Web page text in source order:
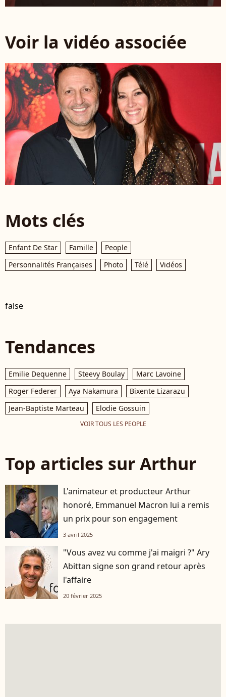
Voir la vidéo associée
Mots clés
Enfant De Star Famille
People
Personnalités Françaises
Photo Télé Vidéos
false
Tendances
Emilie Dequenne Steevy Boulay
Marc Lavoine
Roger Federer
Aya Nakamura
Bixente Lizarazu
Jean-Baptiste Marteau
Elodie Gossuin
VOIR TOUS LES PEOPLE
Top articles sur Arthur
L'animateur et producteur Arthur
honoré, Emmanuel Macron lui a remis
un prix pour son engagement
3 avril 2025
"Vous avez vu comme j'ai maigri ?" Ary
Abittan signe son grand retour après
l'affaire
20 février 2025